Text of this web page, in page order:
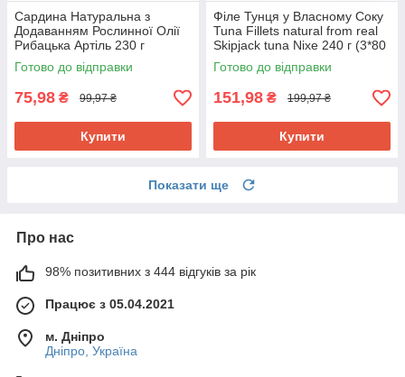
Сардина Натуральна з
Додаванням Рослинної Олії
Рибацька Артiль 230 г
Україна
Готово до відправки
75,98 ₴ 99,97 ₴
Купити
Філе Тунця у Власному Соку
Tuna Fillets natural from real
Skipjack tuna Nixe 240 г (3*80
г) Німеччина
Готово до відправки
151,98 ₴ 199,97 ₴
Купити
Показати ще
Про нас
98% позитивних з 444 відгуків за рік
Працює з 05.04.2021
м. Дніпро
Дніпро, Україна